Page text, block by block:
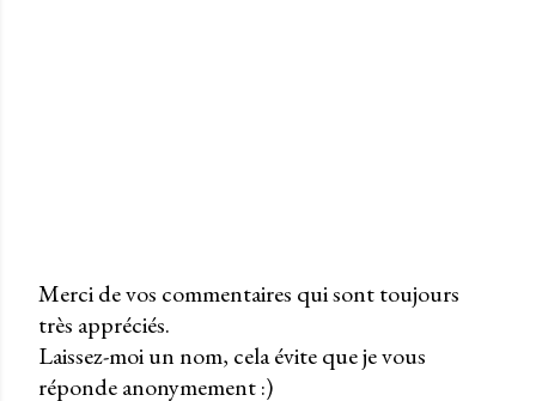
P
u
b
Merci de vos commentaires qui sont toujours
très appréciés.
Laissez-moi un nom, cela évite que je vous
réponde anonymement :)